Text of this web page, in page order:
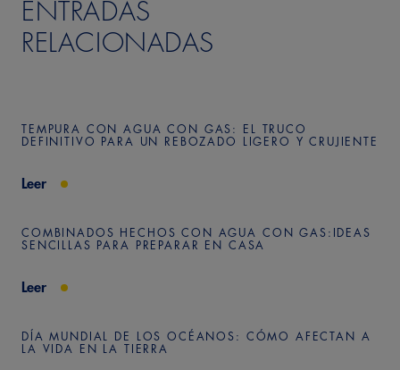
ENTRADAS
RELACIONADAS
TEMPURA CON AGUA CON GAS: EL TRUCO
DEFINITIVO PARA UN REBOZADO LIGERO Y CRUJIENTE
Leer
COMBINADOS HECHOS CON AGUA CON GAS:IDEAS
SENCILLAS PARA PREPARAR EN CASA
Leer
DÍA MUNDIAL DE LOS OCÉANOS: CÓMO AFECTAN A
LA VIDA EN LA TIERRA